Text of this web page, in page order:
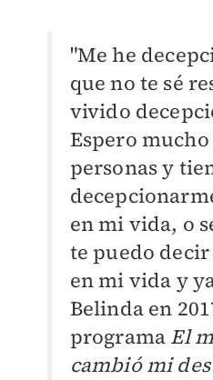
"Me he
que no te sé
vivido
Espero
personas y
en mi vida, o
te puedo
en mi vida y
Belinda en
programa El
cambió mi